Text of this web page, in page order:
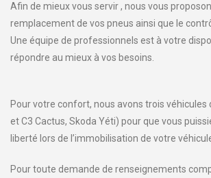
Afin de mieux vous servir , nous vous
remplacement de vos pneus ainsi que le
Une équipe de professionnels est à votre
répondre au mieux à vos besoins.
Pour votre confort, nous avons trois véhicules
et C3 Cactus, Skoda Yéti) pour que vous
liberté lors de l’immobilisation de votre
Pour toute demande de renseignements